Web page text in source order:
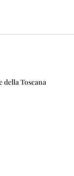
della Toscana